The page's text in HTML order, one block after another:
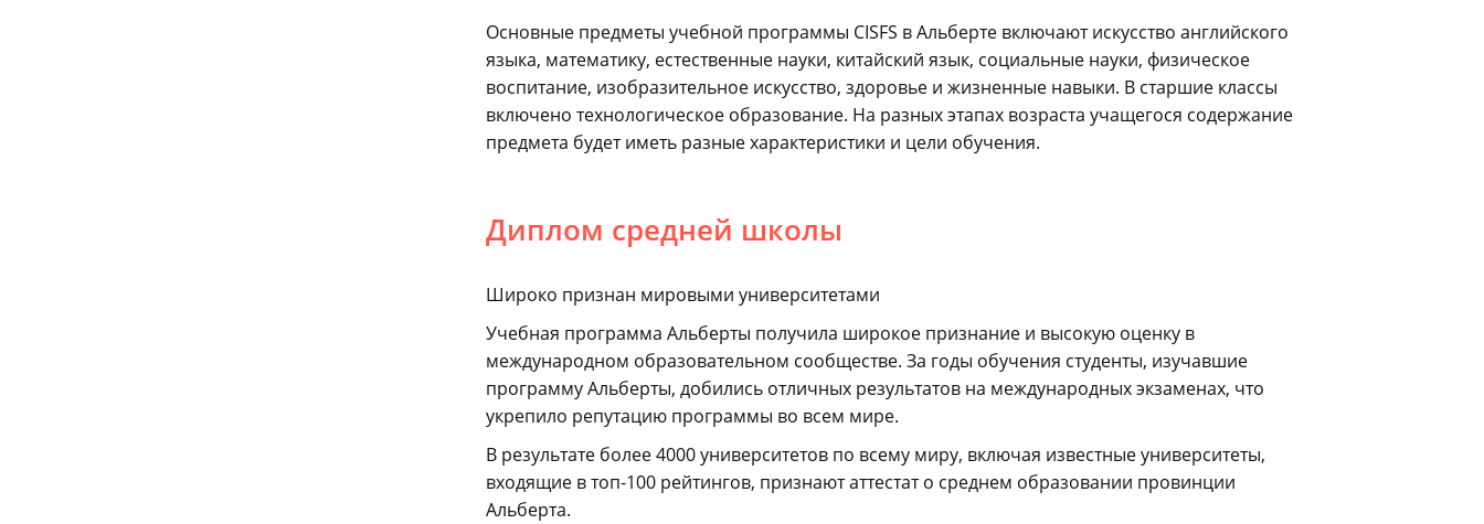
Основные предметы учебной программы CISFS в Альберте включают искусство английского
языка, математику, естественные науки, китайский язык, социальные науки, физическое
воспитание, изобразительное искусство, здоровье и жизненные навыки. В старшие классы
включено технологическое образование. На разных этапах возраста учащегося содержание
предмета будет иметь разные характеристики и цели обучения.
Диплом средней школы
Широко признан мировыми университетами
Учебная программа Альберты получила широкое признание и высокую оценку в
международном образовательном сообществе. За годы обучения студенты, изучавшие
программу Альберты, добились отличных результатов на международных экзаменах, что
укрепило репутацию программы во всем мире.
В результате более 4000 университетов по всему миру, включая известные университеты,
входящие в топ-100 рейтингов, признают аттестат о среднем образовании провинции
Альберта.